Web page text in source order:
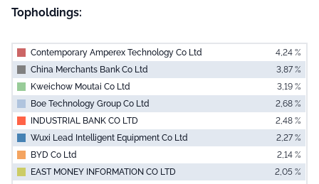
Topholdings:
Contemporary Amperex Technology Co Ltd
4,24 %
China Merchants Bank Co Ltd
3,87 %
Kweichow Moutai Co Ltd
3,19 %
Boe Technology Group Co Ltd
2,68 %
INDUSTRIAL BANK CO LTD
2,48 %
Wuxi Lead Intelligent Equipment Co Ltd
2,27 %
BYD Co Ltd
2,14 %
EAST MONEY INFORMATION CO LTD
2,05 %